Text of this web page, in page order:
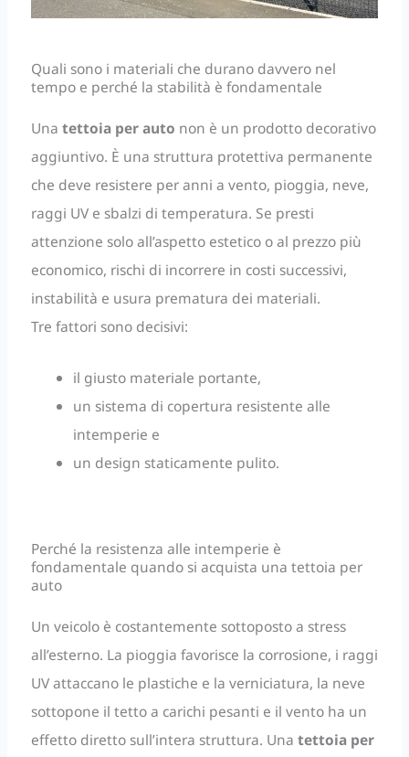
Quali sono i materiali che durano davvero nel
tempo e perché la stabilità è fondamentale
Una tettoia per auto non è un prodotto decorativo
aggiuntivo. È una struttura protettiva permanente
che deve resistere per anni a vento, pioggia, neve,
raggi UV e sbalzi di temperatura. Se presti
attenzione solo all’aspetto estetico o al prezzo più
economico, rischi di incorrere in costi successivi,
instabilità e usura prematura dei materiali.
Tre fattori sono decisivi:
il giusto materiale portante,
un sistema di copertura resistente alle
intemperie e
un design staticamente pulito.
Perché la resistenza alle intemperie è
fondamentale quando si acquista una tettoia per
auto
Un veicolo è costantemente sottoposto a stress
all’esterno. La pioggia favorisce la corrosione, i raggi
UV attaccano le plastiche e la verniciatura, la neve
sottopone il tetto a carichi pesanti e il vento ha un
effetto diretto sull’intera struttura. Una tettoia per